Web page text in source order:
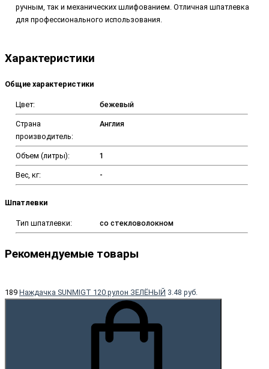
ручным, так и механических шлифованием. Отличная шпатлевка
для профессионального использования.
Характеристики
Общие характеристики
Цвет: бежевый
Страна
производитель:
Англия
Объем (литры): 1
Вес, кг: -
Шпатлевки
Тип шпатлевки: со стекловолокном
Рекомендуемые товары
189 Наждачка SUNMIGT 120 рулон ЗЕЛЁНЫЙ 3.48 руб.